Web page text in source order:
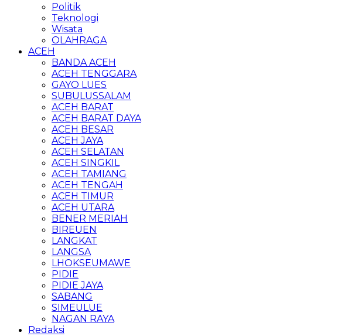
Politik
Teknologi
Wisata
OLAHRAGA
ACEH
BANDA ACEH
ACEH TENGGARA
GAYO LUES
SUBULUSSALAM
ACEH BARAT
ACEH BARAT DAYA
ACEH BESAR
ACEH JAYA
ACEH SELATAN
ACEH SINGKIL
ACEH TAMIANG
ACEH TENGAH
ACEH TIMUR
ACEH UTARA
BENER MERIAH
BIREUEN
LANGKAT
LANGSA
LHOKSEUMAWE
PIDIE
PIDIE JAYA
SABANG
SIMEULUE
NAGAN RAYA
Redaksi